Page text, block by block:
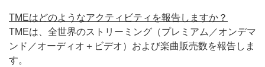
TMEはどのようなアクティビティを報告しますか？
TMEは、全世界のストリーミング（プレミアム／オンデマ
ンド／オーディオ＋ビデオ）および楽曲販売数を報告しま
す。